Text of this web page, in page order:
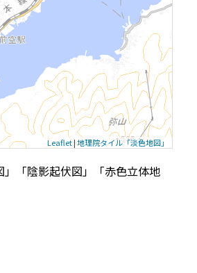
Leaflet|地理院タイル「淡色地図」
「陰影起伏図」「赤色立体地